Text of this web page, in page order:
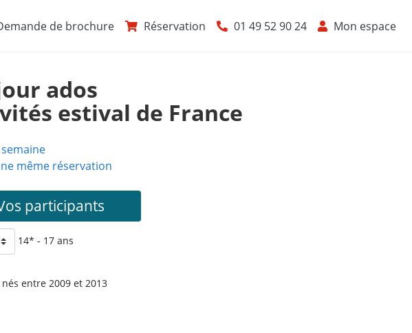
de brochure Réservation 01 49 52 90 24 Mon espace
ados
estival de France
même réservation
participants
14* - 17 ans
entre 2009 et 2013